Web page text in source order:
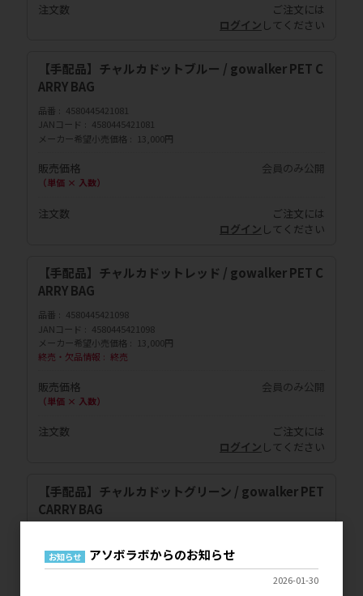
注文数
ご注文には
ログイン してください
【手配品】チャルカドットブルー / gowalker PET C
ARRY BAG
品番
4580445421081
JANコード
4580445421081
メーカー希望小売価格
13,000円
販売価格
（単価 × 入数）
会員のみ公開
注文数
ご注文には
ログイン してください
【手配品】チャルカドットレッド / gowalker PET C
ARRY BAG
品番
4580445421098
JANコード
4580445421098
メーカー希望小売価格
13,000円
終売・欠品情報
終売
販売価格
（単価 × 入数）
会員のみ公開
注文数
ご注文には
ログイン してください
【手配品】チャルカドットグリーン / gowalker PET
CARRY BAG
メーカー希望小売価格
13,000円
お知らせ アソボラボからのお知らせ
2026-01-30